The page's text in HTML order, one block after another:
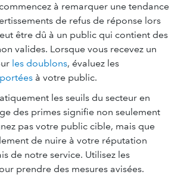
à remarquer une tendance
de refus de réponse lors
être dû à un public qui contient des
valides. Lorsque vous recevez un
les doublons, évaluez les
à votre public.
les seuils du secteur en
des primes signifie non seulement
pas votre public cible, mais que
de nuire à votre réputation
de notre service. Utilisez les
prendre des mesures avisées.